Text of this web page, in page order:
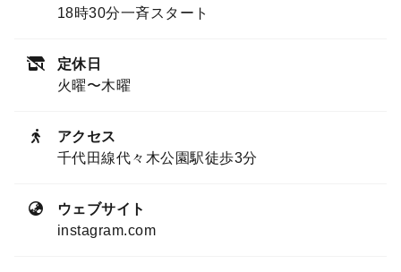
18時30分一斉スタート
定休日
火曜〜木曜
アクセス
千代田線代々木公園駅徒歩3分
ウェブサイト
instagram.com